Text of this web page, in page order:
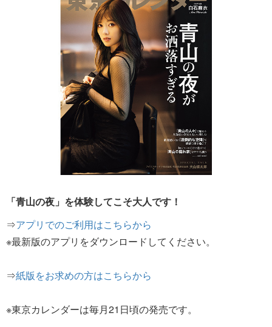
「青山の夜」を体験してこそ大人です！
⇒アプリでのご利用はこちらから
※最新版のアプリをダウンロードしてください。
⇒紙版をお求めの方はこちらから
※東京カレンダーは毎月21日頃の発売です。